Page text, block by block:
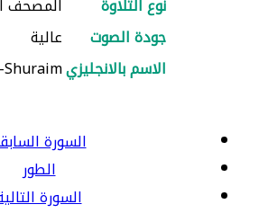
جودة الصوت
عالية
الاسم بالانجليزي
السورة
الطور
السورة